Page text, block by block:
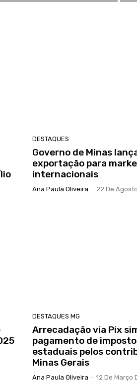
DESTAQUES
Governo de Minas
exportação para
internacionais
Ana Paula Oliveira - 22 De
DESTAQUES MG
Arrecadação via Pix
pagamento de
estaduais pelos
Minas Gerais
Ana Paula Oliveira - 12 De Março